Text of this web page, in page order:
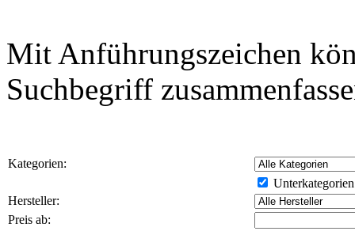
Mit Anführungszeichen
Suchbegriff
Kategorien:
Hersteller:
Preis ab: